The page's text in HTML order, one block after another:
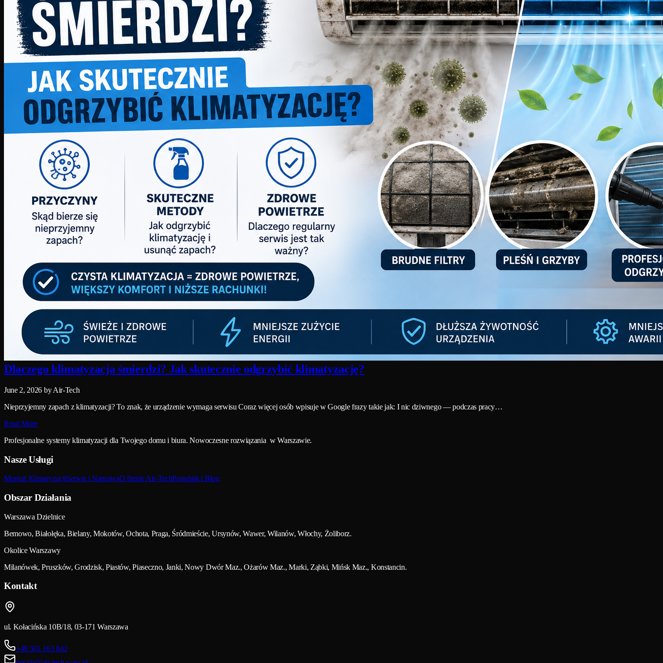
Dlaczego klimatyzacja śmierdzi? Jak skutecznie odgrzybić klimatyzację?
June 2, 2026 by Air-Tech
Nieprzyjemny zapach z klimatyzacji? To znak, że urządzenie wymaga serwisu Coraz więcej osób wpisuje w Google frazy takie jak: I nic dziwnego — podczas pracy…
Read More
Profesjonalne systemy klimatyzacji dla Twojego domu i biura. Nowoczesne rozwiązania w Warszawie.
Nasze Usługi
Montaż KlimatyzacjiSerwis i NaprawaO firmie Air-TechPoradnik i Blog
Obszar Działania
Warszawa Dzielnice
Bemowo, Białołęka, Bielany, Mokotów, Ochota, Praga, Śródmieście, Ursynów, Wawer, Wilanów, Włochy, Żoliborz.
Okolice Warszawy
Milanówek, Pruszków, Grodzisk, Piastów, Piaseczno, Janki, Nowy Dwór Maz., Ożarów Maz., Marki, Ząbki, Mińsk Maz., Konstancin.
Kontakt
ul. Kołacińska 10B/18, 03-171 Warszawa
+48 501 163 842